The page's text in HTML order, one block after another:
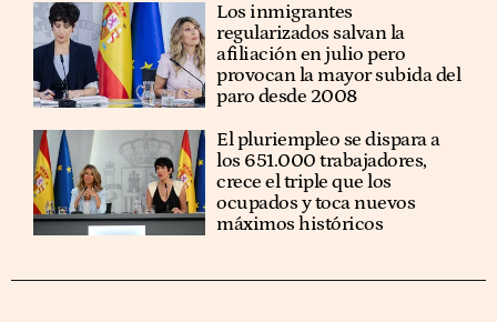
Los inmigrantes
regularizados salvan la
afiliación en julio pero
provocan la mayor subida del
paro desde 2008
El pluriempleo se dispara a
los 651.000 trabajadores,
crece el triple que los
ocupados y toca nuevos
máximos históricos